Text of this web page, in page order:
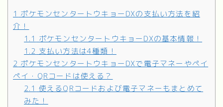
1 ポケモンセンタートウキョーDXの支払い方法を紹
介！
1.1 ポケモンセンタートウキョーDXの基本情報！
1.2 支払い方法は4種類！
2 ポケモンセンタートウキョーDXで電子マネーやペイ
ペイ・QRコードは使える？
2.1 使えるQRコードおよび電子マネーもまとめて
みた！